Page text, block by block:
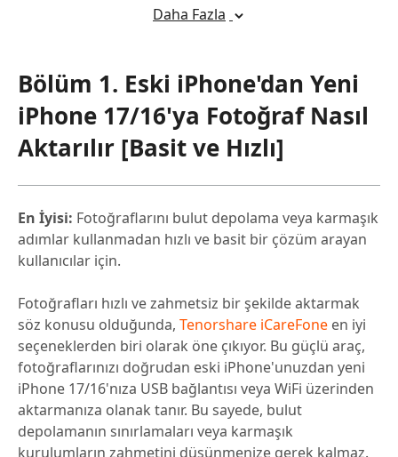
Aktarmanın En İyi Yolu Hangisidir
Daha Fazla
Bölüm 1. Eski iPhone'dan Yeni
iPhone 17/16'ya Fotoğraf Nasıl
Aktarılır [Basit ve Hızlı]
En İyisi: Fotoğraflarını bulut depolama veya karmaşık
adımlar kullanmadan hızlı ve basit bir çözüm arayan
kullanıcılar için.
Fotoğrafları hızlı ve zahmetsiz bir şekilde aktarmak
söz konusu olduğunda, Tenorshare iCareFone en iyi
seçeneklerden biri olarak öne çıkıyor. Bu güçlü araç,
fotoğraflarınızı doğrudan eski iPhone'unuzdan yeni
iPhone 17/16'nıza USB bağlantısı veya WiFi üzerinden
aktarmanıza olanak tanır. Bu sayede, bulut
depolamanın sınırlamaları veya karmaşık
kurulumların zahmetini düşünmenize gerek kalmaz.